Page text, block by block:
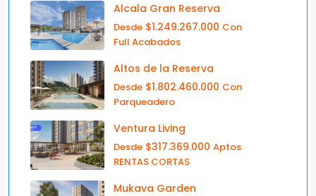
Alcala Gran Reserva
Desde $1.249.267.000 Con
Full Acabados
Altos de la Reserva
Desde $1.802.460.000 Con
Parqueadero
Ventura Living
Desde $317.369.000 Aptos
RENTAS CORTAS
Mukava Garden